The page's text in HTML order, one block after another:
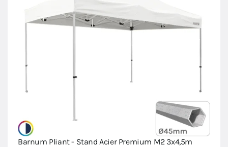
Barnum Pliant - Stand Acier Premium M2 3x4,5m